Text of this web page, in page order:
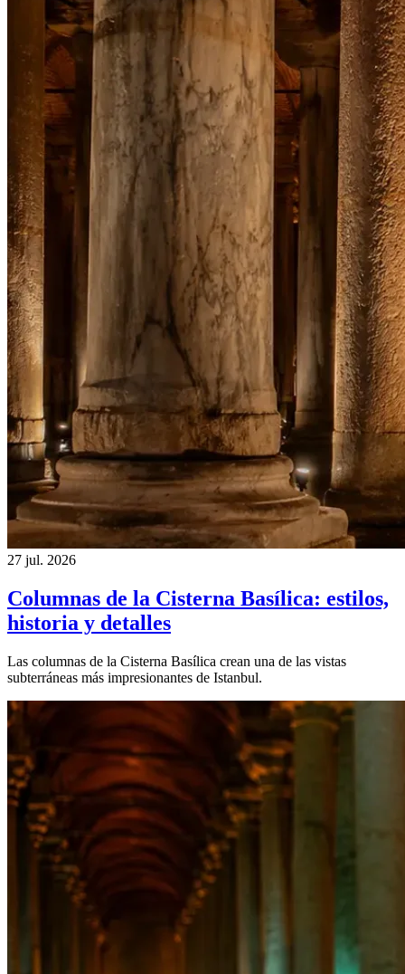
27 jul. 2026
Columnas de la Cisterna Basílica: estilos,
historia y detalles
Las columnas de la Cisterna Basílica crean una de las vistas
subterráneas más impresionantes de Istanbul.